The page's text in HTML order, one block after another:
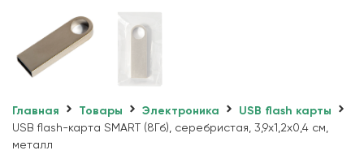
Главная Товары Электроника
USB flash карты
USB flash-карта SMART (8Гб), серебристая, 3,9х1,2х0,4 см,
металл